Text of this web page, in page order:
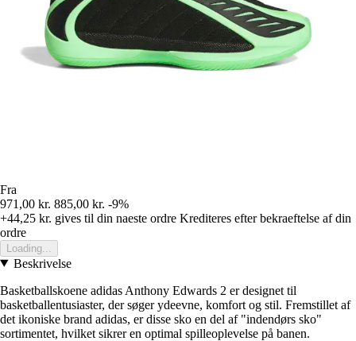
Fra
971,00 kr. 885,00 kr. -9%
+44,25 kr. gives til din naeste ordre Krediteres efter bekraeftelse af din
ordre
Loading...
Beskrivelse
Basketballskoene adidas Anthony Edwards 2 er designet til
basketballentusiaster, der søger ydeevne, komfort og stil. Fremstillet af
det ikoniske brand adidas, er disse sko en del af "indendørs sko"
sortimentet, hvilket sikrer en optimal spilleoplevelse på banen.